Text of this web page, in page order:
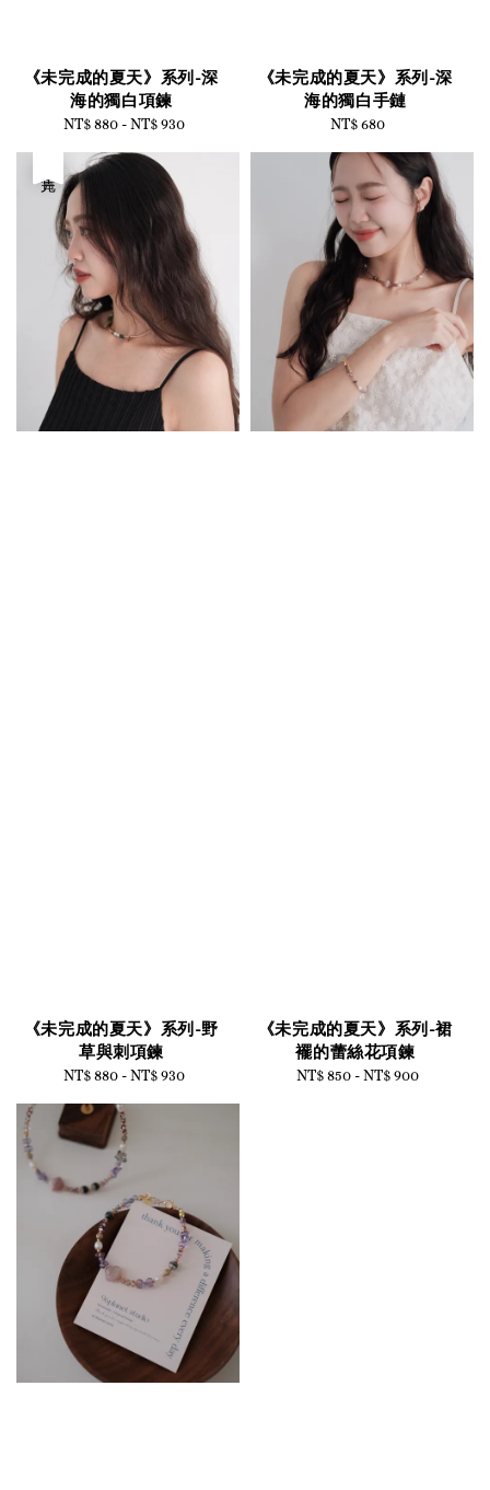
《未完成的夏天》系列-深
海的獨白項鍊
Regular
NT$ 880-NT$ 930
《未完成的夏天》系列-深
海的獨白手鏈
Regular
NT$ 680
《未完成的夏天》系列-野
草與刺項鍊
Regular
NT$ 880-NT$ 930
《未完成的夏天》系列-裙
襬的蕾絲花項鍊
Regular
NT$ 850 -NT$ 900